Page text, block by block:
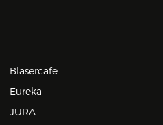
Blasercafe
Eureka
JURA